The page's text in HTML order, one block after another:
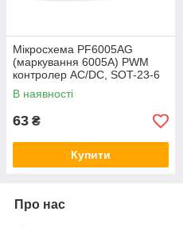
Мікросхема PF6005AG
(маркування 6005A) PWM
контролер AC/DC, SOT-23-6
В наявності
63 ₴
Купити
Про нас